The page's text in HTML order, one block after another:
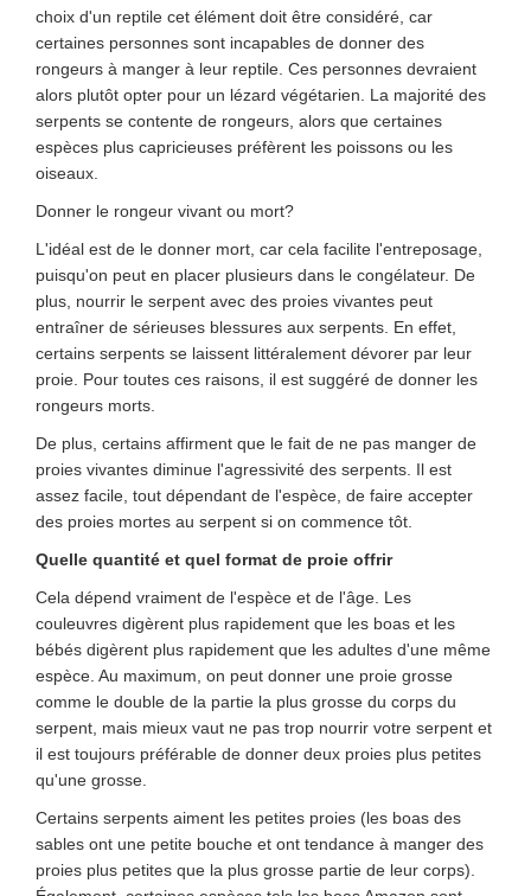
choix d'un reptile cet élément doit être considéré, car
certaines personnes sont incapables de donner des
rongeurs à manger à leur reptile. Ces personnes devraient
alors plutôt opter pour un lézard végétarien. La majorité des
serpents se contente de rongeurs, alors que certaines
espèces plus capricieuses préfèrent les poissons ou les
oiseaux.
Donner le rongeur vivant ou mort?
L'idéal est de le donner mort, car cela facilite l'entreposage,
puisqu'on peut en placer plusieurs dans le congélateur. De
plus, nourrir le serpent avec des proies vivantes peut
entraîner de sérieuses blessures aux serpents. En effet,
certains serpents se laissent littéralement dévorer par leur
proie. Pour toutes ces raisons, il est suggéré de donner les
rongeurs morts.
De plus, certains affirment que le fait de ne pas manger de
proies vivantes diminue l'agressivité des serpents. Il est
assez facile, tout dépendant de l'espèce, de faire accepter
des proies mortes au serpent si on commence tôt.
Quelle quantité et quel format de proie offrir
Cela dépend vraiment de l'espèce et de l'âge. Les
couleuvres digèrent plus rapidement que les boas et les
bébés digèrent plus rapidement que les adultes d'une même
espèce. Au maximum, on peut donner une proie grosse
comme le double de la partie la plus grosse du corps du
serpent, mais mieux vaut ne pas trop nourrir votre serpent et
il est toujours préférable de donner deux proies plus petites
qu'une grosse.
Certains serpents aiment les petites proies (les boas des
sables ont une petite bouche et ont tendance à manger des
proies plus petites que la plus grosse partie de leur corps).